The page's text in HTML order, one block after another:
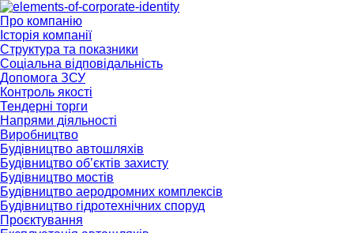
Skip
to
content
Про компанію
Історія компанії
Структура та показники
Соціальна відповідальність
Допомога ЗСУ
Контроль якості
Тендерні торги
Напрями діяльності
Виробництво
Будівництво автошляхів
Будівництво обʼєктів захисту
Будівництво мостів
Будівництво аеродромних комплексів
Будівництво гідротехнічних споруд
Проєктування